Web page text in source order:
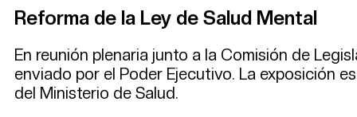
Reforma de la Ley de Salud Mental
En reunión plenaria junto a la Comisión de
enviado por el Poder Ejecutivo. La exposición
del Ministerio de Salud.